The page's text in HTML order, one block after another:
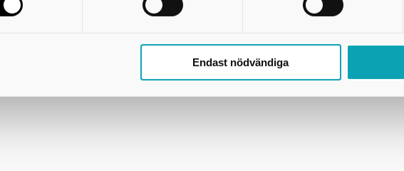
Endast nödvändiga